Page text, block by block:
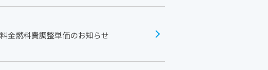
金燃料費調整単価のお知らせ